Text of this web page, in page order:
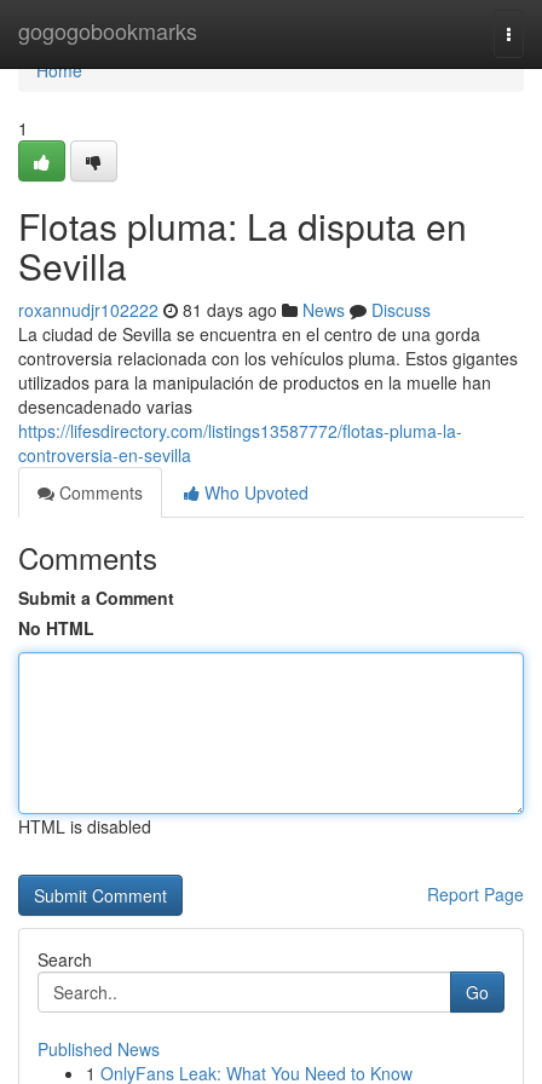
gogogobookmarks
Home
Home
1
Flotas pluma: La disputa en
Sevilla
roxannudjr102222 81 days ago News
Discuss
La ciudad de Sevilla se encuentra en el centro de una gorda
controversia relacionada con los vehículos pluma. Estos gigantes
utilizados para la manipulación de productos en la muelle han
desencadenado varias
https://lifesdirectory.com/listings13587772/flotas-pluma-la-
controversia-en-sevilla
Comments
Who Upvoted
Comments
Submit a Comment
No HTML
HTML is disabled
Report Page
Search
Go
Published News
1 OnlyFans Leak: What You Need to Know